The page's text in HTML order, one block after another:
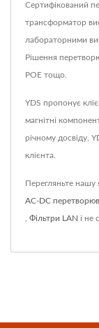
Сертифікований
трансформатор
лабораторними
Рішення
POE тощо.
YDS пропонує
магнітні
річному досвіду,
клієнта.
Перегляньте нашу
AC-DC
Фільтри LAN і не